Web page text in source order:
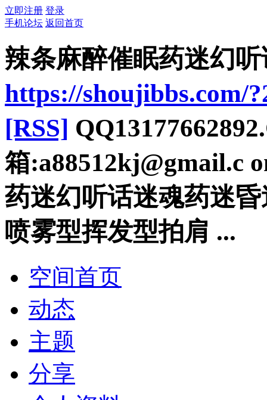
立即注册 登录
手机论坛 返回首页
辣条麻醉催眠药迷幻
https://shoujibbs.com/
[RSS]
箱:a88512kj@gmail.c
药迷幻听话迷魂药迷
喷雾型挥发型拍肩 ...
空间首页
动态
主题
分享